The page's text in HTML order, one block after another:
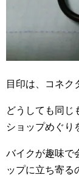
目印は、コネク
どうしても同じ
ショップめぐり
バイクが趣味で
ップに立ち寄る